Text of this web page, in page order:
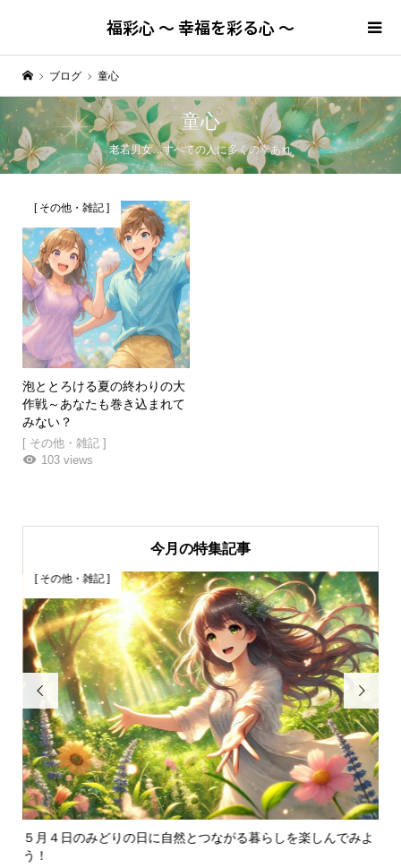
福彩心 ～ 幸福を彩る心 ～
ブログ 童心
童心
老若男女…すべての人に多くの幸あれ
[ その他・雑記 ]
泡ととろける夏の終わりの大
作戦～あなたも巻き込まれて
みない？
[ その他・雑記 ]
103 views
今月の特集記事

５月４日のみどりの日に自然とつながる暮らしを楽しんでみよ
う！
[ その他・雑記 ]
